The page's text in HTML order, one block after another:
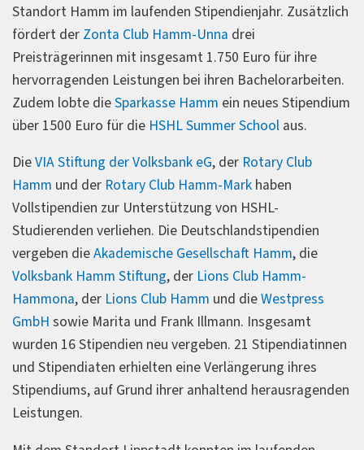
Standort Hamm im laufenden Stipendienjahr. Zusätzlich
fördert der Zonta Club Hamm-Unna drei
Preisträgerinnen mit insgesamt 1.750 Euro für ihre
hervorragenden Leistungen bei ihren Bachelorarbeiten.
Zudem lobte dieSparkasse Hamm ein neues Stipendium
über 1500 Euro für die HSHL Summer School aus.
DieVIA Stiftung der Volksbank eG, der Rotary Club
Hamm und der Rotary Club Hamm-Mark haben
Vollstipendien zur Unterstützung von HSHL-
Studierenden verliehen. Die Deutschlandstipendien
vergeben dieAkademische Gesellschaft Hamm, die
Volksbank Hamm Stiftung, der Lions Club Hamm-
Hammona, der Lions Club Hamm und dieWestpress
GmbH sowie Marita und Frank Illmann. Insgesamt
wurden 16 Stipendien neu vergeben. 21 Stipendiatinnen
und Stipendiaten erhielten eine Verlängerung ihres
Stipendiums, auf Grund ihrer anhaltend herausragenden
Leistungen.